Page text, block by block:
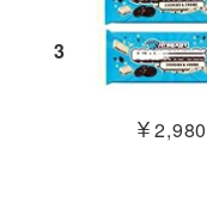
3
￥2,980